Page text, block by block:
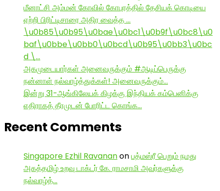
மீனாட்சி அம்மன் கோவில் கோபுரத்தில் தேசியக் கொடியை
ஏற்றி பிரிட்டிசாரை அதிர வைத்த …
\u0b85\u0b95\u0bae\u0bc1\u0b9f\u0bc8\u0
baf\u0bbe\u0bb0\u0bcd\u0b95\u0bb3\u0bc
d \…
அகமுடையார்கள் அனைவருக்கும் #ஆடிப்பெருக்கு
நன்னாள் நல்வாழ்த்துக்கள்! அனைவருக்கும்…
இன்று 31-ஆங்கிலேயக் கிழக்கு இந்தியக் கம்பெனிக்கு
எதிராகத் தீரமுடன் போரிட்ட கொங்க…
Recent Comments
Singapore Ezhil Ravananonபத்மஸ்ரீ பெறும் நமது
அகத்தமிழ் உறவு டாக்டர் கே. ராமசாமி அவர்களுக்கு
நல்வாழ்த்…